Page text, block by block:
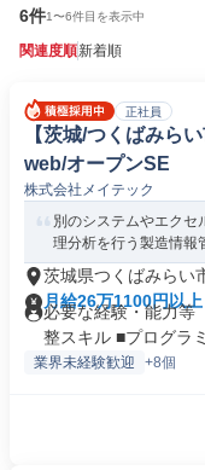
6件1〜6件目を表示中
関連度順新着順
正社員
【茨城/つくばみら
web/オープンSE
株式会社メイテック
別のシステムやエクセ
理分析を行う製造情報
茨城県つくばみらい
月給26万1100円以上
必要な経験・能力等
整スキル ■プログラ
業界未経験歓迎 +8個